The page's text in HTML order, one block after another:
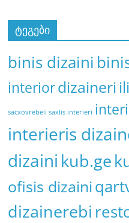
ტეგები
binis dizaini
interiordizaineri
sacxovrebeli saxlis interieri
interieris
dizaini kub.ge
ofisis dizaini
dizainerebi